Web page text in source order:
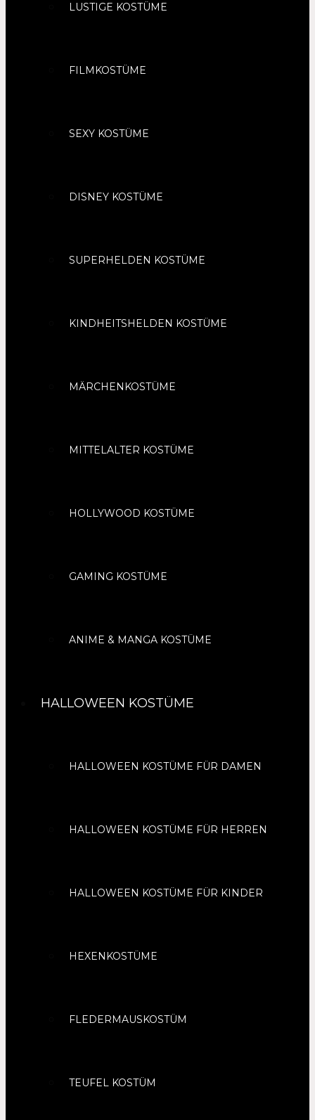
LUSTIGE KOSTÜME
FILMKOSTÜME
SEXY KOSTÜME
DISNEY KOSTÜME
SUPERHELDEN KOSTÜME
KINDHEITSHELDEN KOSTÜME
MÄRCHENKOSTÜME
MITTELALTER KOSTÜME
HOLLYWOOD KOSTÜME
GAMING KOSTÜME
ANIME & MANGA KOSTÜME
HALLOWEEN KOSTÜME
HALLOWEEN KOSTÜME FÜR DAMEN
HALLOWEEN KOSTÜME FÜR HERREN
HALLOWEEN KOSTÜME FÜR KINDER
HEXENKOSTÜME
FLEDERMAUSKOSTÜM
TEUFEL KOSTÜM